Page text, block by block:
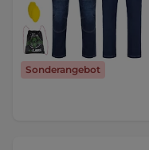
Sonderangebot